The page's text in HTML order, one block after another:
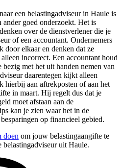
een belastingadviseur in Haule is
ander goed onderzoekt. Het is
over de dienstverlener die je
of een accountant. Ondernemers
door elkaar en denken dat ze
incorrect. Een accountant houd
met het uit handen nemen van
daarentegen kijkt alleen
hierbij aan aftrekposten of aan het
in maart. Hij regelt dus dat je
moet afstaan aan de
kan je zien waar het in de
op financieel gebied.
doen om jouw belastingaangifte te
belastingadviseur uit Haule.